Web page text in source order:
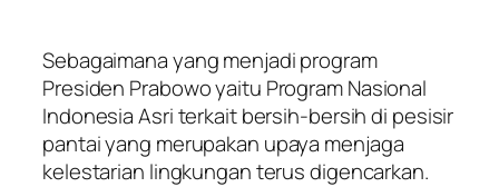
Sebagaimana yang menjadi program
Presiden Prabowo yaitu Program Nasional
Indonesia Asri terkait bersih-bersih di pesisir
pantai yang merupakan upaya menjaga
kelestarian lingkungan terus digencarkan.